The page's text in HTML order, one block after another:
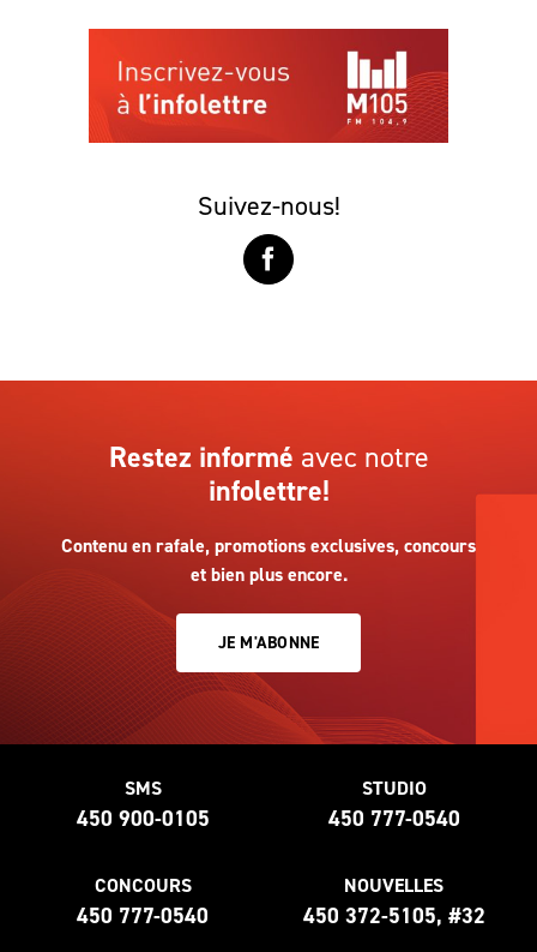
Suivez-nous!
Restez informé avec notre
infolettre!
Contenu en rafale, promotions exclusives, concours
et bien plus encore.
JE M'ABONNE
SMS
450 900-0105
STUDIO
450 777-0540
CONCOURS
450 777-0540
NOUVELLES
450 372-5105, #32